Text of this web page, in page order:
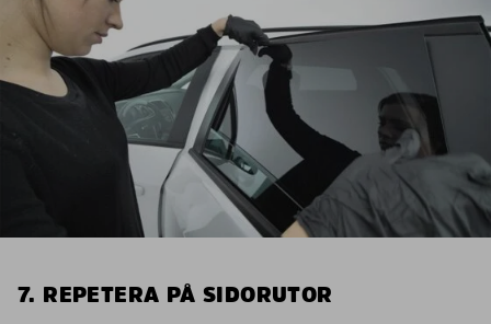
7. REPETERA PÅ SIDORUTOR